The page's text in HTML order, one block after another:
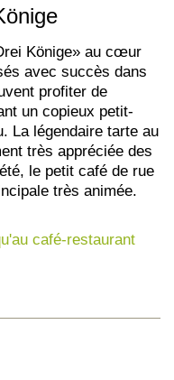
Könige» au cœur
avec succès dans
profiter de
un copieux petit-
La légendaire tarte au
très appréciée des
le petit café de rue
très animée.
café-restaurant